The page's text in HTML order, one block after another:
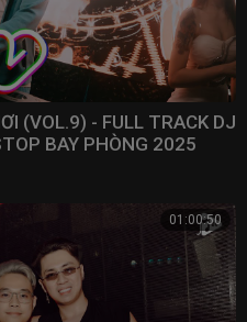
(VOL.9) - FULL TRACK DJ
BAY PHÒNG 2025
01:00:50